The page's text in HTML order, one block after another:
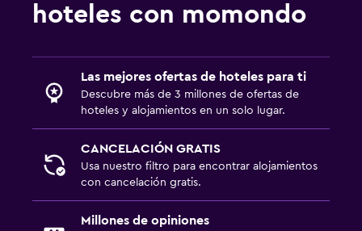
hoteles con momondo
Las mejores ofertas de hoteles para ti
Descubre más de 3 millones de ofertas de
hoteles y alojamientos en un solo lugar.
CANCELACIÓN GRATIS
Usa nuestro filtro para encontrar alojamientos
con cancelación gratis.
Millones de opiniones